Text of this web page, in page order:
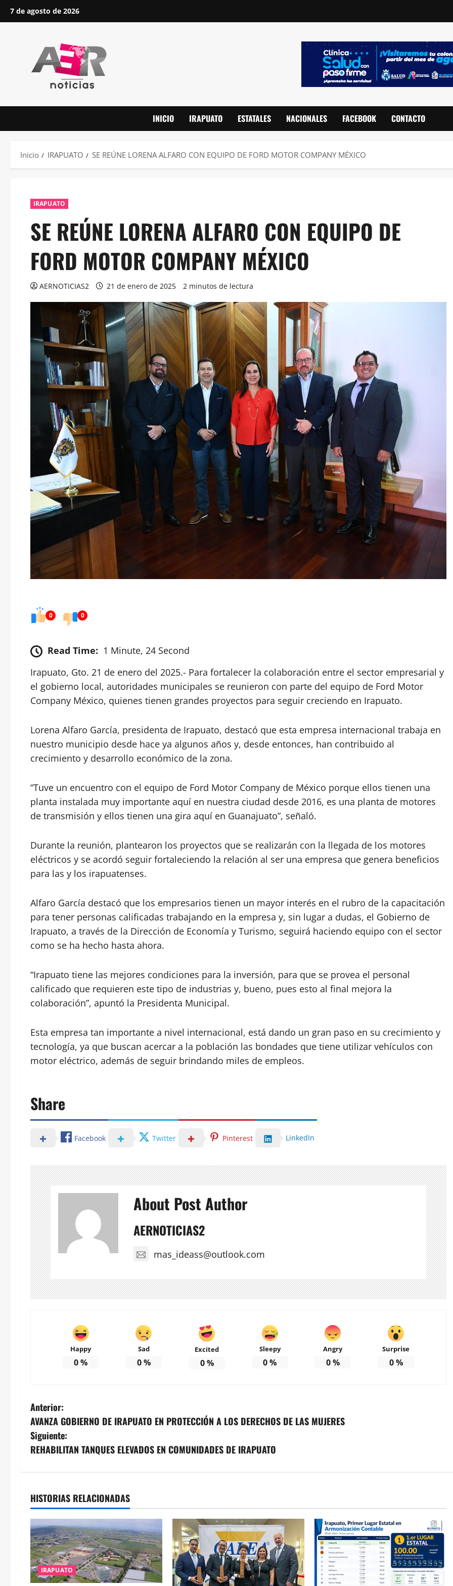
Saltar7 de agosto de 2026
INICIO IRAPUATO ESTATALES NACIONALES FACEBOOK CONTACTO
Inicio IRAPUATO SE REÚNE LORENA ALFARO CON EQUIPO DE FORD MOTOR COMPANY MÉXICO
IRAPUATO
SE REÚNE LORENA ALFARO CON EQUIPO DE
FORD MOTOR COMPANY MÉXICO
AERNOTICIAS2 21 de enero de 2025 2 minutos de lectura
0 0
Read Time: 1 Minute, 24 Second
Irapuato, Gto. 21 de enero del 2025.- Para fortalecer la colaboración entre el sector empresarial y
el gobierno local, autoridades municipales se reunieron con parte del equipo de Ford Motor
Company México, quienes tienen grandes proyectos para seguir creciendo en Irapuato.
Lorena Alfaro García, presidenta de Irapuato, destacó que esta empresa internacional trabaja en
nuestro municipio desde hace ya algunos años y, desde entonces, han contribuido al
crecimiento y desarrollo económico de la zona.
“Tuve un encuentro con el equipo de Ford Motor Company de México porque ellos tienen una
planta instalada muy importante aquí en nuestra ciudad desde 2016, es una planta de motores
de transmisión y ellos tienen una gira aquí en Guanajuato”, señaló.
Durante la reunión, plantearon los proyectos que se realizarán con la llegada de los motores
eléctricos y se acordó seguir fortaleciendo la relación al ser una empresa que genera beneficios
para las y los irapuatenses.
Alfaro García destacó que los empresarios tienen un mayor interés en el rubro de la capacitación
para tener personas calificadas trabajando en la empresa y, sin lugar a dudas, el Gobierno de
Irapuato, a través de la Dirección de Economía y Turismo, seguirá haciendo equipo con el sector
como se ha hecho hasta ahora.
“Irapuato tiene las mejores condiciones para la inversión, para que se provea el personal
calificado que requieren este tipo de industrias y, bueno, pues esto al final mejora la
colaboración”, apuntó la Presidenta Municipal.
Esta empresa tan importante a nivel internacional, está dando un gran paso en su crecimiento y
tecnología, ya que buscan acercar a la población las bondades que tiene utilizar vehículos con
motor eléctrico, además de seguir brindando miles de empleos.
Share
Facebook Twitter Pinterest LinkedIn
About Post Author
AERNOTICIAS2
mas_ideass@outlook.com
Happy
0%
Sad
0%
Excited
0%
Sleepy
0%
Angry
0%
Surprise
0%
N
a
v
g
a
c
i
ó
Anterior:
AVANZA GOBIERNO DE IRAPUATO EN PROTECCIÓN A LOS DERECHOS DE LAS MUJERES
Siguiente:
REHABILITAN TANQUES ELEVADOS EN COMUNIDADES DE IRAPUATO
HISTORIAS RELACIONADAS
IRAPUATO